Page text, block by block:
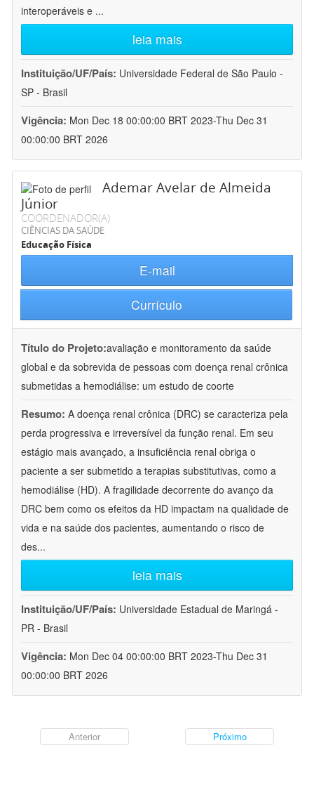
interoperáveis e ...
leia mais
Instituição/UF/País: Universidade Federal de São Paulo -
SP - Brasil
Vigência: Mon Dec 18 00:00:00 BRT 2023-Thu Dec 31
00:00:00 BRT 2026
Ademar Avelar de Almeida
Júnior
COORDENADOR(A)
CIÊNCIAS DA SAÚDE
Educação Física
E-mail
Currículo
Título do Projeto:avaliação e monitoramento da saúde
global e da sobrevida de pessoas com doença renal crônica
submetidas a hemodiálise: um estudo de coorte
Resumo: A doença renal crônica (DRC) se caracteriza pela
perda progressiva e irreversível da função renal. Em seu
estágio mais avançado, a insuficiência renal obriga o
paciente a ser submetido a terapias substitutivas, como a
hemodiálise (HD). A fragilidade decorrente do avanço da
DRC bem como os efeitos da HD impactam na qualidade de
vida e na saúde dos pacientes, aumentando o risco de
des...
leia mais
Instituição/UF/País: Universidade Estadual de Maringá -
PR - Brasil
Vigência: Mon Dec 04 00:00:00 BRT 2023-Thu Dec 31
00:00:00 BRT 2026
Anterior Próximo